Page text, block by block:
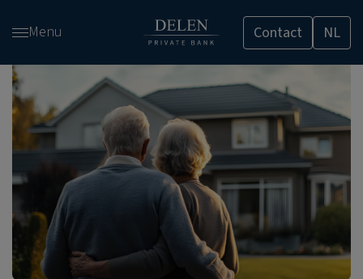
en
de
inhoud
gaan
Menu Contact NL